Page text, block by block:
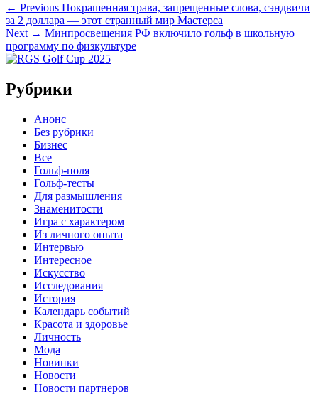
Навигация
по
записям
← Previous Previous
post:
Покрашенная трава, запрещенные слова, сэндвичи
за 2 доллара — этот странный мир Мастерса
Next → Next
post:
Минпросвещения РФ включило гольф в школьную
программу по физкультуре
Рубрики
Анонс
Без рубрики
Бизнес
Все
Гольф-поля
Гольф-тесты
Для размышления
Знаменитости
Игра с характером
Из личного опыта
Интервью
Интересное
Искусство
Исследования
История
Календарь событий
Красота и здоровье
Личность
Мода
Новинки
Новости
Новости партнеров